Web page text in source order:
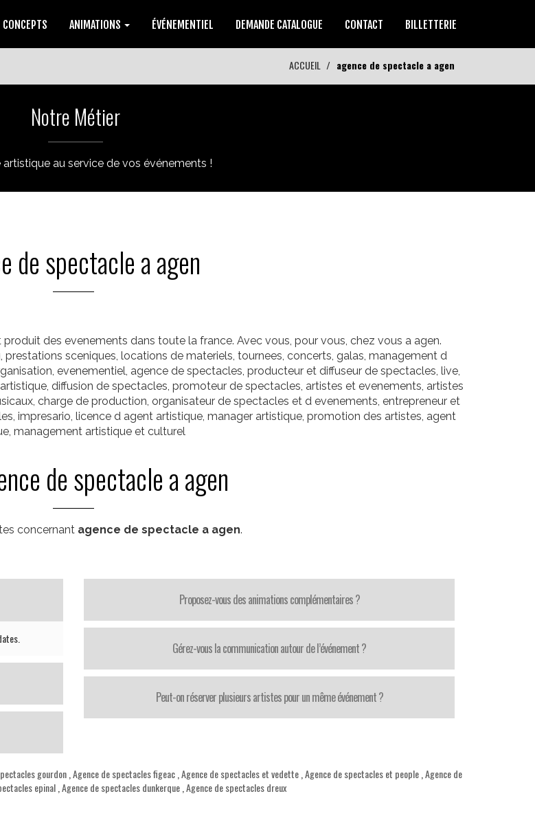
CONCEPTS ANIMATIONS ÉVÉNEMENTIEL DEMANDE CATALOGUE CONTACT BILLETTERIE
ACCUEIL agence de spectacle a agen
Notre Métier
au service de vos événements !
de spectacle a agen
des evenements dans toute la france. Avec vous, pour vous, chez vous a agen.
sceniques, locations de materiels, tournees, concerts, galas, management d
evenementiel, agence de spectacles, producteur et diffuseur de spectacles, live,
diffusion de spectacles, promoteur de spectacles, artistes et evenements, artistes
charge de production, organisateur de spectacles et d evenements, entrepreneur et
impresario, licence d agent artistique, manager artistique, promotion des artistes, agent
management artistique et culturel
de spectacle a agen
concernant agence de spectacle a agen.
Proposez-vous des animations complémentaires ?
Gérez-vous la communication autour de l’événement ?
Peut-on réserver plusieurs artistes pour un même événement ?
gourdon Agence de spectacles figeac Agence de spectacles et vedette Agence de spectacles et people Agence de
epinal, Agence de spectacles dunkerque, Agence de spectacles dreux